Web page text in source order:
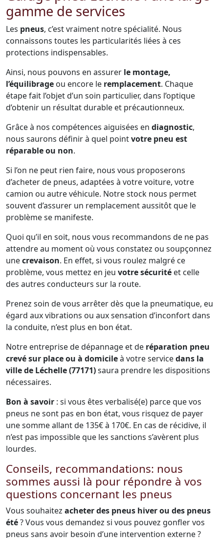
gamme de services
Les pneus, c’est vraiment notre spécialité. Nous
connaissons toutes les particularités liées à ces
protections indispensables.
Ainsi, nous pouvons en assurer le montage,
l’équilibrage ou encore le remplacement. Chaque
étape fait l’objet d’un soin particulier, dans l’optique
d’obtenir un résultat durable et précautionneux.
Grâce à nos compétences aiguisées en diagnostic,
nous saurons définir à quel pointvotre pneu est
réparable ou non.
Si l’on ne peut rien faire, nous vous proposerons
d’acheter de pneus, adaptées à votre voiture, votre
camion ou autre véhicule. Notre stock nous permet
souvent d’assurer un remplacement aussitôt que le
problème se manifeste.
Quoi qu’il en soit, nous vous recommandons de ne pas
attendre au moment où vous constatez ou soupçonnez
unecrevaison. En effet, si vous roulez malgré ce
problème, vous mettez en jeu votre sécurité et celle
des autres conducteurs sur la route.
Prenez soin de vous arrêter dès que la pneumatique, eu
égard aux vibrations ou aux sensation d’inconfort dans
la conduite, n’est plus en bon état.
Notre entreprise de dépannage et de réparation pneu
crevé sur place ou à domicileà votre servicedans la
ville de Léchelle (77171)saura prendre les dispositions
nécessaires.
Bon à savoir : si vous êtes verbalisé(e) parce que vos
pneus ne sont pas en bon état, vous risquez de payer
une somme allant de 135€ à 170€. En cas de récidive, il
n’est pas impossible que les sanctions s’avèrent plus
lourdes.
Conseils, recommandations: nous
sommes aussi là pour répondre à vos
questions concernant les pneus
Vous souhaitez acheter des pneus hiver ou des pneus
été? Vous vous demandez si vous pouvez gonfler vos
pneus sans avoir besoin d’une intervention externe ?